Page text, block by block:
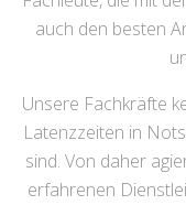
auch den besten
Unsere Fachkräfte
Latenzzeiten in
sind. Von daher
erfahrenen